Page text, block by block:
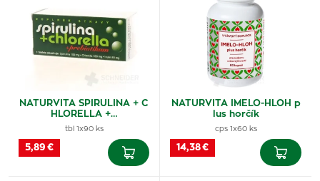
NATURVITA SPIRULINA + C
HLORELLA +…
tbl 1x90 ks
5,89 €
NATURVITA IMELO-HLOH p
lus horčík
cps 1x60 ks
14,38 €